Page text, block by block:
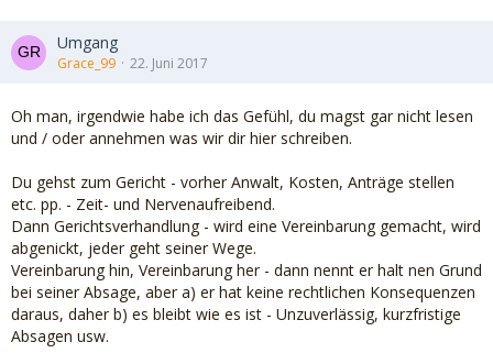
Umgang
Grace_99 22. Juni 2017
Oh man, irgendwie habe ich das Gefühl, du magst gar nicht lesen
und / oder annehmen was wir dir hier schreiben.
Du gehst zum Gericht - vorher Anwalt, Kosten, Anträge stellen
etc. pp. - Zeit- und Nervenaufreibend.
Dann Gerichtsverhandlung - wird eine Vereinbarung gemacht, wird
abgenickt, jeder geht seiner Wege.
Vereinbarung hin, Vereinbarung her - dann nennt er halt nen Grund
bei seiner Absage, aber a) er hat keine rechtlichen Konsequenzen
daraus, daher b) es bleibt wie es ist - Unzuverlässig, kurzfristige
Absagen usw.